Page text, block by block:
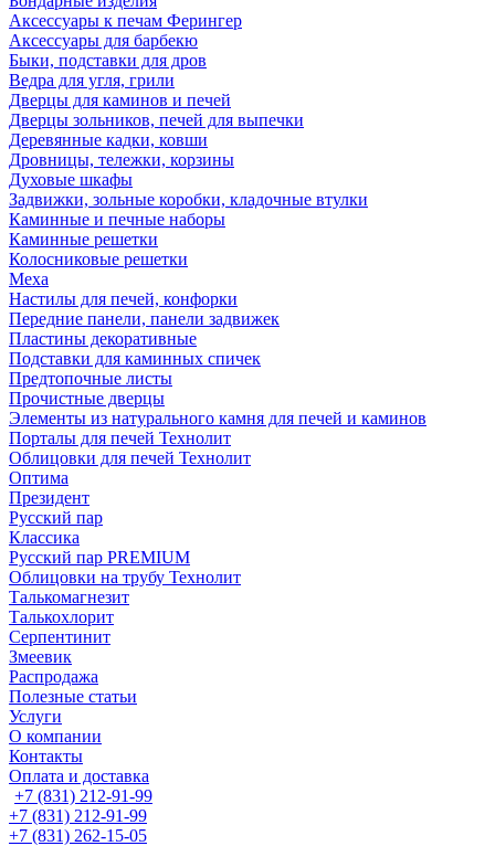
Аксессуары к печам Ферингер
Аксессуары для барбекю
Быки, подставки для дров
Ведра для угля, грили
Дверцы для каминов и печей
Дверцы зольников, печей для выпечки
Деревянные кадки, ковши
Дровницы, тележки, корзины
Духовые шкафы
Задвижки, зольные коробки, кладочные втулки
Каминные и печные наборы
Каминные решетки
Колосниковые решетки
Меха
Настилы для печей, конфорки
Передние панели, панели задвижек
Пластины декоративные
Подставки для каминных спичек
Предтопочные листы
Прочистные дверцы
Элементы из натурального камня для печей и каминов
Порталы для печей Технолит
Облицовки для печей Технолит
Оптима
Президент
Русский пар
Классика
Русский пар PREMIUM
Облицовки на трубу Технолит
Талькомагнезит
Талькохлорит
Серпентинит
Змеевик
Распродажа
Полезные статьи
Услуги
О компании
Контакты
Оплата и доставка
+7 (831) 212-91-99
+7 (831) 212-91-99
+7 (831) 262-15-05